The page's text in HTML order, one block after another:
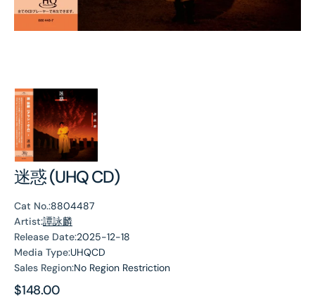
迷惑 (UHQ CD)
Cat No.:8804487
Artist:譚詠麟
Release Date:2025-12-18
Media Type:UHQCD
Sales Region:No Region Restriction
Regular
$148.00